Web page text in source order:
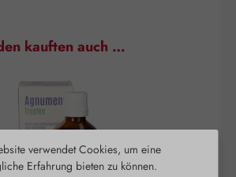
kauften auch …
verwendet Cookies, um eine
Erfahrung bieten zu können.